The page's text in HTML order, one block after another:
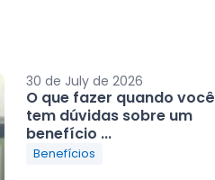
30 de July de 2026
O que fazer quando você
tem dúvidas sobre um
benefício ...
Benefícios